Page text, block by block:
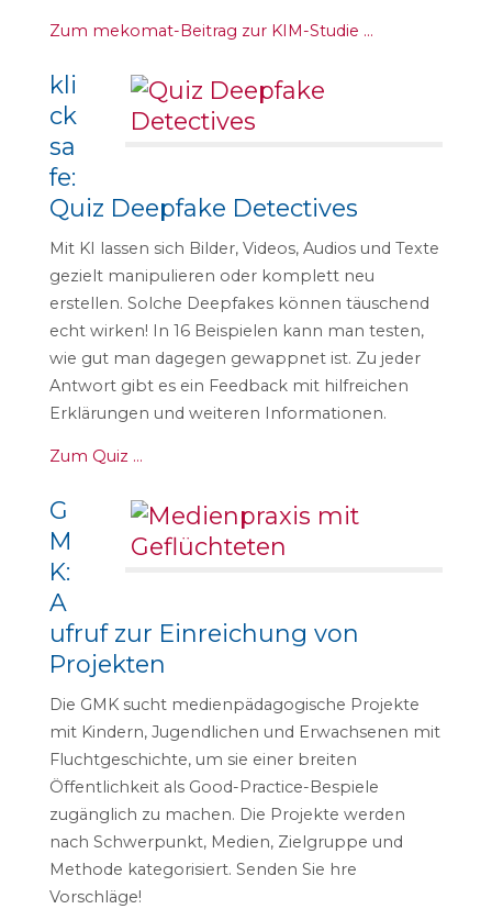
Zum mekomat-Beitrag zur KIM-Studie …
kli
ck
sa
fe:
Quiz Deepfake Detectives
Mit KI lassen sich Bilder, Videos, Audios und Texte
gezielt manipulieren oder komplett neu
erstellen. Solche Deepfakes können täuschend
echt wirken! In 16 Beispielen kann man testen,
wie gut man dagegen gewappnet ist. Zu jeder
Antwort gibt es ein Feedback mit hilfreichen
Erklärungen und weiteren Informationen.
Zum Quiz …
G
M
K:
A
ufruf zur Einreichung von
Projekten
Die GMK sucht medienpädagogische Projekte
mit Kindern, Jugendlichen und Erwachsenen mit
Fluchtgeschichte, um sie einer breiten
Öffentlichkeit als Good-Practice-Bespiele
zugänglich zu machen. Die Projekte werden
nach Schwerpunkt, Medien, Zielgruppe und
Methode kategorisiert. Senden Sie hre
Vorschläge!